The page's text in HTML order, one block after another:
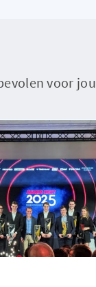
voor jou